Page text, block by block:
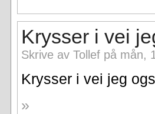
Krysser i vei
Skrive av Tollef på mån,
Krysser i vei jeg
»